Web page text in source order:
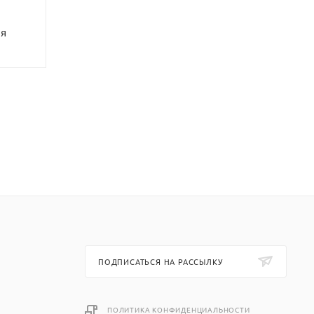
ПОДПИСАТЬСЯ НА РАССЫЛКУ
ПОЛИТИКА КОНФИДЕНЦИАЛЬНОСТИ